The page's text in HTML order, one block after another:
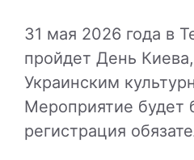
31 мая 2026 года в
пройдет День
Украинским
Мероприятие будет
регистрация